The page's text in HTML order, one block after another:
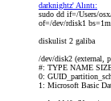
darknightz' Alıntı:
sudo dd if=/Users/
of=/dev/rdisk1 bs=1m
diskulist 2 galiba
/dev/disk2 (external,
#: TYPE NAME
0:
1: Microsoft Basic